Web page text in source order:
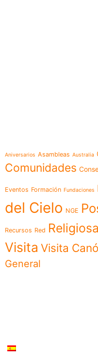
Aniversarios Asambleas Australia
Comunidades
Eventos Formación Fundaciones
del Cielo NGE
Recursos Red
Visita Visita
General